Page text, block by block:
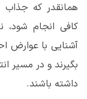
همانقدر که جذاب
کافی انجام شود،
آشنایی با عوارض
بگیرند و در مسیر
داشته باشند.